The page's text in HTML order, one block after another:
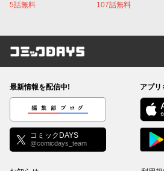
5話無料 107話無料
コミックDAYS
最新情報を配信中!
編集部ブログ
コミックDAYS
@comicdays_team
アプリ